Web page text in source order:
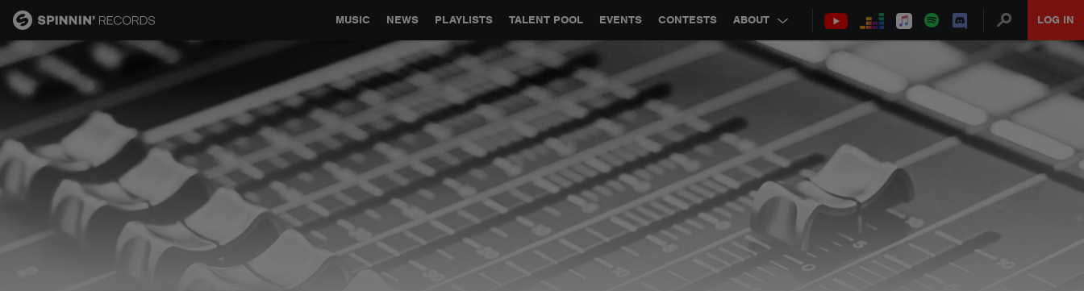
MUSIC NEWS PLAYLISTS TALENT POOL EVENTS CONTESTS ABOUT LOG IN
GLOBAL PARTNERSHIPS SYNC JOBS CONTACT
MUSIC
NEWS
PLAYLISTS
TALENT POOL